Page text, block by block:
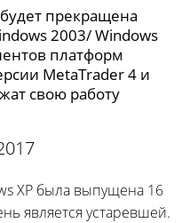
прекращена
2003/ Windows
платформ
MetaTrader 4 и
свою работу
XP была выпущена 16
является устаревшей.